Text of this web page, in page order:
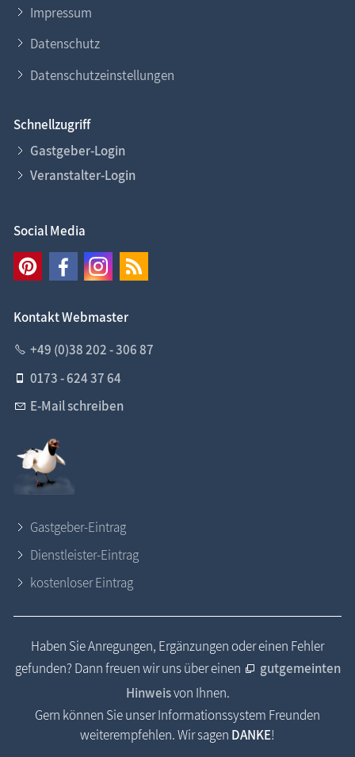
Impressum
Datenschutz
Datenschutzeinstellungen
Schnellzugriff
Gastgeber-Login
Veranstalter-Login
Social Media
Kontakt Webmaster
+49 (0)38 202 - 306 87
0173 - 624 37 64
E-Mail schreiben
Gastgeber-Eintrag
Dienstleister-Eintrag
kostenloser Eintrag
Haben Sie Anregungen, Ergänzungen oder einen Fehler
gefunden? Dann freuen wir uns über einen
gutgemeinten
Hinweisvon Ihnen.
Gern können Sie unser Informationssystem Freunden
weiterempfehlen. Wir sagen DANKE!